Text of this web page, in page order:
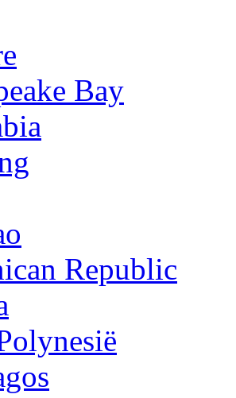
Bay
Republic